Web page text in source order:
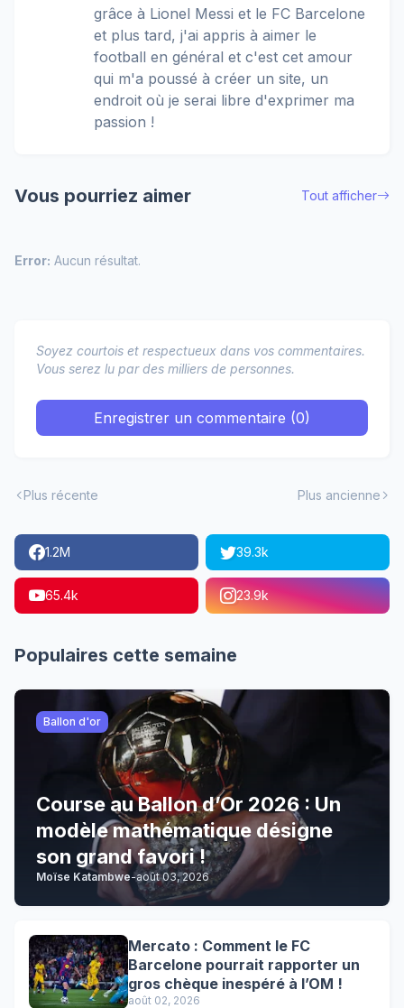
grâce à Lionel Messi et le FC Barcelone
et plus tard, j'ai appris à aimer le
football en général et c'est cet amour
qui m'a poussé à créer un site, un
endroit où je serai libre d'exprimer ma
passion !
Vous pourriez aimer Tout afficher
Error: Aucun résultat.
Soyez courtois et respectueux dans vos commentaires.
Vous serez lu par des milliers de personnes.
Enregistrer un commentaire (0)
Plus récente Plus ancienne
1.2M 39.3k
65.4k 23.9k
Populaires cette semaine
Ballon d'or
Course au Ballon d’Or 2026 : Un
modèle mathématique désigne
son grand favori !
Moïse Katambwe-août 03, 2026
Mercato : Comment le FC
Barcelone pourrait rapporter un
gros chèque inespéré à l’OM !
août 02, 2026